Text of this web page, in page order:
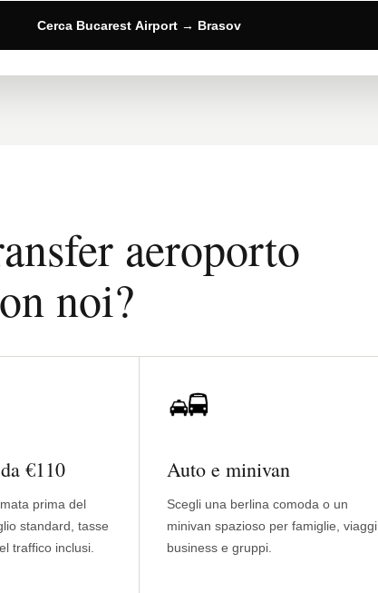
Cerca Bucarest Airport → Brasov
aeroporto
noi?
€110
prima del
standard, tasse
traffico inclusi.
Auto e minivan
Scegli una berlina comoda o un
minivan spazioso per famiglie, viaggi
business e gruppi.